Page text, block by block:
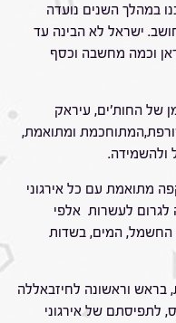
במהלך השנים נועדה
ישראל לא הבינה עד
וכמה מחשבה וכסף
של החות'ים, עיראק
ומתואמת,
ולהשמידה.
מתואמת עם כל אירגוני
לגרום לעשרות אלפי
החשמל, המים, בשדות
בראש וראשונה לחיזבאללה
לתפיסתם של אירגוני